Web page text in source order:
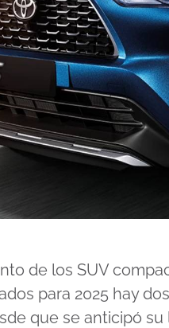
de los SUV
para 2025 hay
que se anticipó su